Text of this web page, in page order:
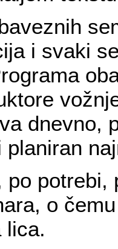
i svaki
dnevno,
po potrebi,
o
lica.